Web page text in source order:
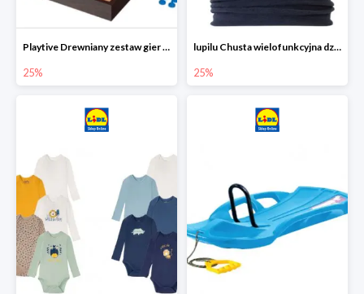
Playtive Drewniany zestaw gier 10 w 1
25%
lupilu Chusta wielofunkcyjna dziecięca
25%